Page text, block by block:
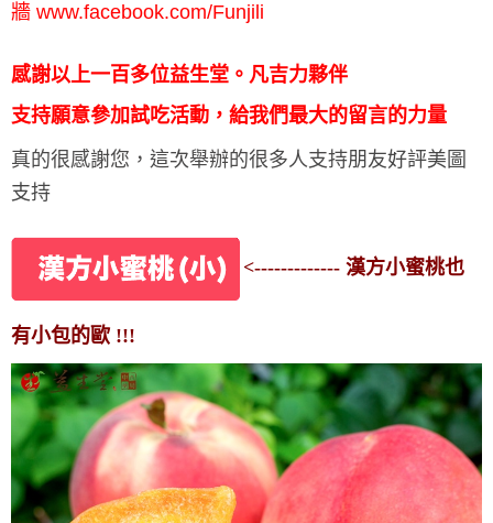
牆 www.facebook.com/Funjili
感謝以上一百多位益生堂。凡吉力夥伴
支持願意參加試吃活動，給我們最大的留言的力量
真的很感謝您，這次舉辦的很多人支持朋友好評美圖
支持
<------------- 漢方小蜜桃也
有小包的歐 !!!